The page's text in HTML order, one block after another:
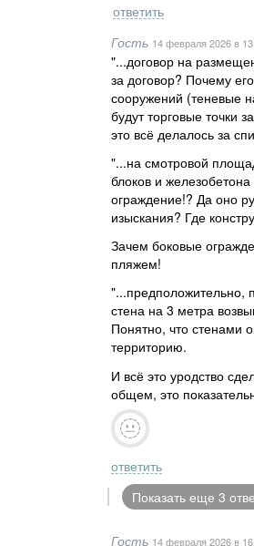
ответить
Гость 14 февраля 2026в
"...договор на
за договор? Почему
сооружений (теневые
будут торговые точки
это всё делалось за
"...на смотровой
блоков и
ограждение!? Да оно
изыскания? Где
Зачем боковые
пляжем!
"...предположительно,
стена на 3 метра
Понятно, что стенами
территорию.
И всё это уродство
общем, это
ответить
Показать еще 3
Гость 14 февраля 2026в